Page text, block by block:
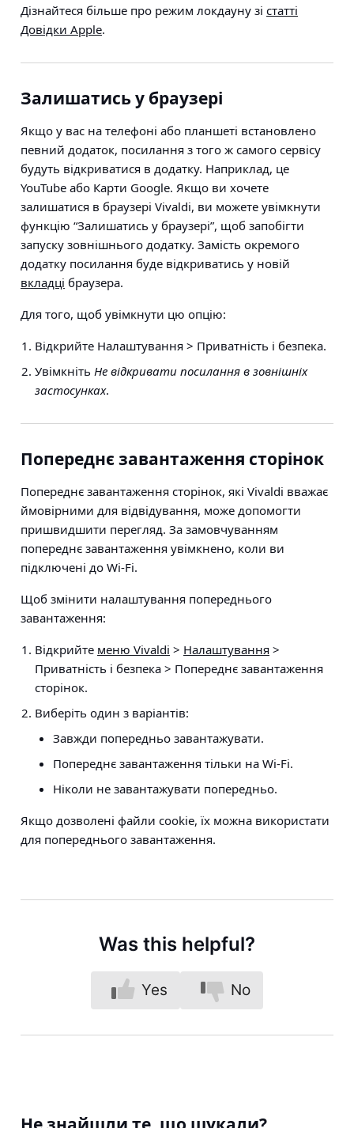
Дізнайтеся більше про режим локдауну зі статті
Довідки Apple.
Залишатись у браузері
Якщо у вас на телефоні або планшеті встановлено
певний додаток, посилання з того ж самого сервісу
будуть відкриватися в додатку. Наприклад, це
YouTube або Карти Google. Якщо ви хочете
залишатися в браузері Vivaldi, ви можете увімкнути
функцію “Залишатись у браузері”, щоб запобігти
запуску зовнішнього додатку. Замість окремого
додатку посилання буде відкриватись у новій
вкладці браузера.
Для того, щоб увімкнути цю опцію:
Відкрийте Налаштування > Приватність і безпека.
Увімкніть Не відкривати посилання в зовнішніх
застосунках.
Попереднє завантаження сторінок
Попереднє завантаження сторінок, які Vivaldi вважає
ймовірними для відвідування, може допомогти
пришвидшити перегляд. За замовчуванням
попереднє завантаження увімкнено, коли ви
підключені до Wi‑Fi.
Щоб змінити налаштування попереднього
завантаження:
Відкрийте меню Vivaldi > Налаштування >
Приватність і безпека > Попереднє завантаження
сторінок.
Виберіть один з варіантів:
Завжди попередньо завантажувати.
Попереднє завантаження тільки на Wi-Fi.
Ніколи не завантажувати попередньо.
Якщо дозволені файли cookie, їх можна використати
для попереднього завантаження.
Was this helpful?
Yes No